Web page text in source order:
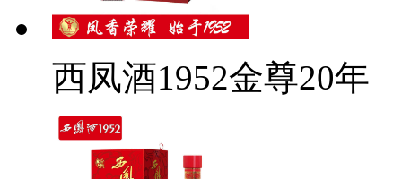
西凤酒1952金尊20年